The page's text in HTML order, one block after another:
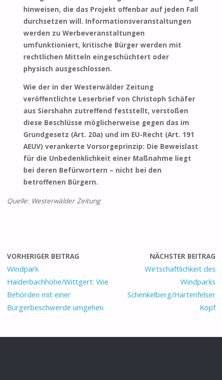
hinweisen, die das Projekt offenbar auf jeden Fall
durchsetzen will. Informationsveranstaltungen
werden zu Werbeveranstaltungen
umfunktioniert, kritische Bürger werden mit
rechtlichen Mitteln eingeschüchtert oder
physisch ausgeschlossen.
Wie der in der Westerwälder Zeitung
veröffentlichte Leserbrief von Christoph Schäfer
aus Siershahn zutreffend feststellt, verstoßen
diese Beschlüsse möglicherweise gegen das im
Grundgesetz (Art. 20a) und im EU-Recht (Art. 191
AEUV) verankerte Vorsorgeprinzip: Die Beweislast
für die Unbedenklichkeit einer Maßnahme liegt
bei deren Befürwortern – nicht bei den
betroffenen Bürgern.
Quelle: Westerwälder Zeitung
VORHERIGER BEITRAG
Windpark
Haiderbachhöhe/Wittgert: Wie
Behörden mit einer
Bürgerbeschwerde umgehen
NÄCHSTER BEITRAG
Wirtschaftlichkeit des
Windparks
Schenkelberg/Hartenfelser
Kopf